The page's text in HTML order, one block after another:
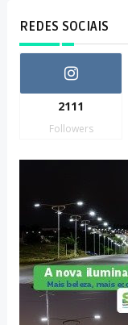
REDES SOCIAIS
2111
Followers